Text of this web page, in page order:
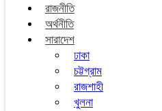
রাজনীতি
অর্থনীতি
সারাদেশ
ঢাকা
চট্টগ্রাম
রাজশাহী
খুলনা